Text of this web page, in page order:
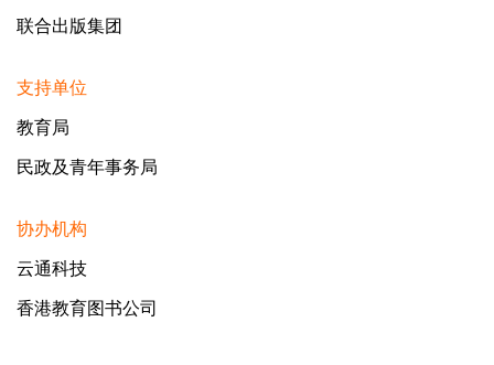
联合出版集团
支持单位
教育局
民政及青年事务局
协办机构
云通科技
香港教育图书公司